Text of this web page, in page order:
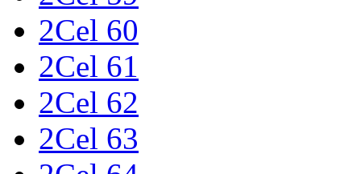
2Cel 60
2Cel 61
2Cel 62
2Cel 63